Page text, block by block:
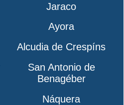
Jaraco
Ayora
Alcudia de Crespíns
San Antonio de
Benagéber
Náquera